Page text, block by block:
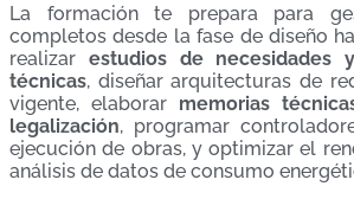
La formación te prepara para
completos desde la fase de diseño
realizar estudios de necesidades
técnicas, diseñar arquitecturas de
vigente, elaborar memorias
legalización, programar
ejecución de obras, y optimizar el
análisis de datos de consumo